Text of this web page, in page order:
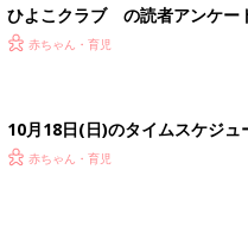
ひよこクラブ の読者アンケー
赤ちゃん・育児
10月18日(日)のタイムスケジュ
赤ちゃん・育児